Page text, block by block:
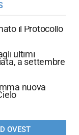
il Protocollo
ultimi
a settembre
nuova
OVEST